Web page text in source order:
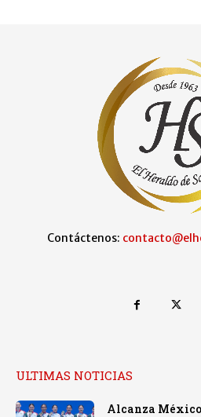
Contáctenos:
ULTIMAS NOTICIAS
Alcanza